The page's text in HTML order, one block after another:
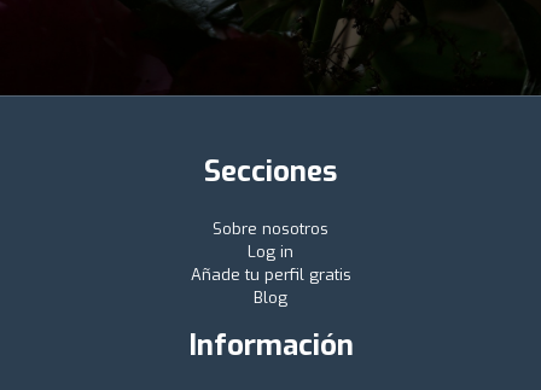
Secciones
Sobre nosotros
Log in
Añade tu perfil gratis
Blog
Información